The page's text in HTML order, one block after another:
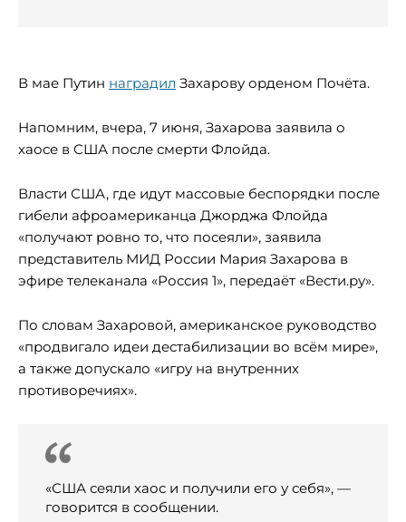
В мае Путин наградил Захарову орденом Почёта.
Напомним, вчера, 7 июня, Захарова заявила о
хаосе в США после смерти Флойда.
Власти США, где идут массовые беспорядки после
гибели афроамериканца Джорджа Флойда
«получают ровно то, что посеяли», заявила
представитель МИД России Мария Захарова в
эфире телеканала «Россия 1», передаёт «Вести.ру».
По словам Захаровой, американское руководство
«продвигало идеи дестабилизации во всём мире»,
а также допускало «игру на внутренних
противоречиях».
«США сеяли хаос и получили его у себя», —
говорится в сообщении.